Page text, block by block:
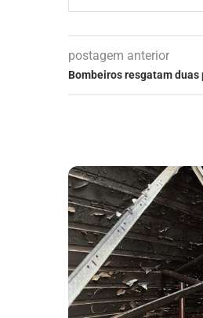
postagem anterior
Bombeiros resgatam